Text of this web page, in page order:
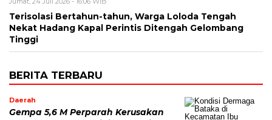
Terisolasi Bertahun-tahun, Warga Loloda Tengah
Nekat Hadang Kapal Perintis Ditengah Gelombang
Tinggi
BERITA TERBARU
Daerah
Gempa 5,6 M Perparah Kerusakan